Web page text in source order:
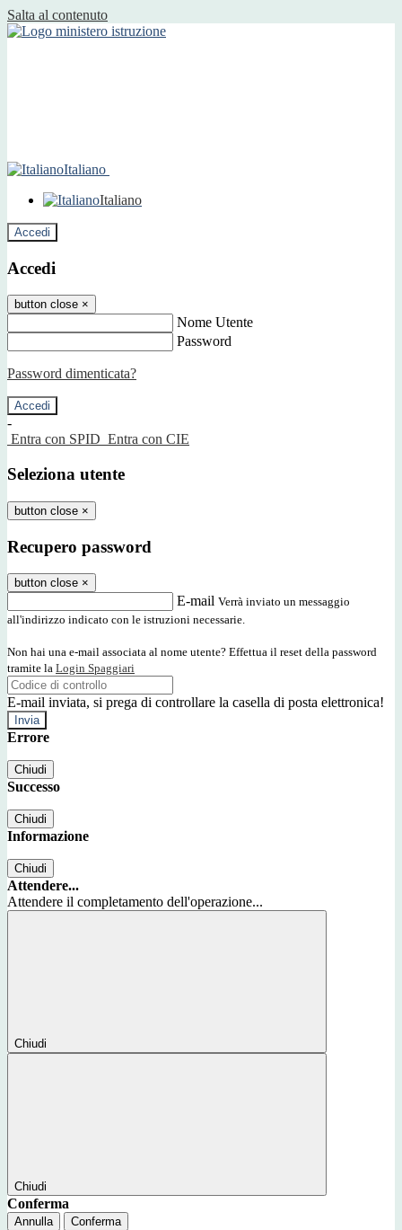
Salta al contenuto
Italiano
Italiano
Accedi
Accedi
button close ×
Nome Utente
Password
Password dimenticata?
-
Entra con SPID Entra con CIE
Seleziona utente
button close ×
Recupero password
button close ×
E-mail Verrà inviato un messaggio
all'indirizzo indicato con le istruzioni necessarie.
Non hai una e-mail associata al nome utente? Effettua il reset della password
tramite la Login Spaggiari
E-mail inviata, si prega di controllare la casella di posta elettronica!
Errore
Chiudi
Successo
Chiudi
Informazione
Chiudi
Attendere...
Attendere il completamento dell'operazione...
Chiudi
Chiudi
Conferma
Annulla Conferma